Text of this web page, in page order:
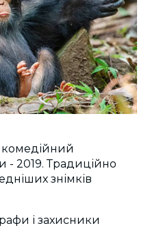
комедійний
- 2019. Традиційно
знімків
і захисники